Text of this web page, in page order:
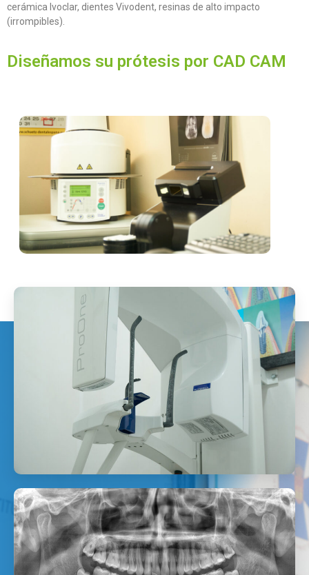
cerámica Ivoclar, dientes Vivodent, resinas de alto impacto
(irrompibles).
Diseñamos su prótesis por CAD CAM